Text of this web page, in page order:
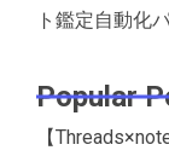
ト鑑定自動化
Popular
【